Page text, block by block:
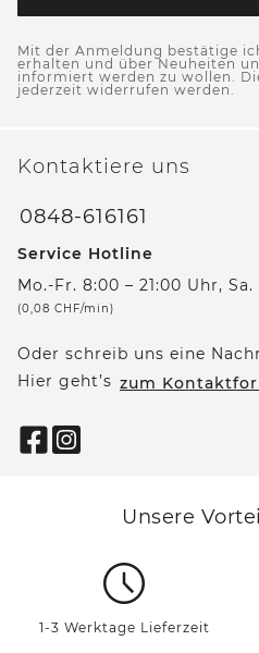
Mit der Anmeldung bestätige
erhalten und über Neuheiten
informiert werden zu wollen.
jederzeit widerrufen werden.
Kontaktiere uns
0848-616161
Service Hotline
Mo.-Fr. 8:00 – 21:00 Uhr,
(0,08 CHF/min)
Oder schreib uns eine
Hier geht’s zum
Unsere
1-3 Werktage Lieferzeit